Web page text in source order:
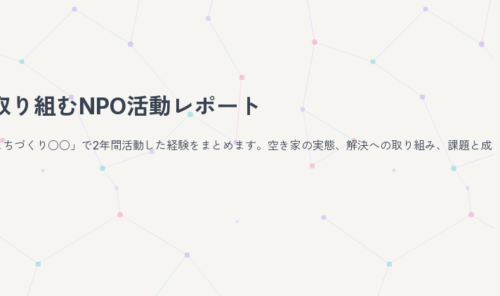
組むNPO活動レポート
づくり○○」で2年間活動した経験をまとめます。空き家の実態、解決への取り組み、課題と成